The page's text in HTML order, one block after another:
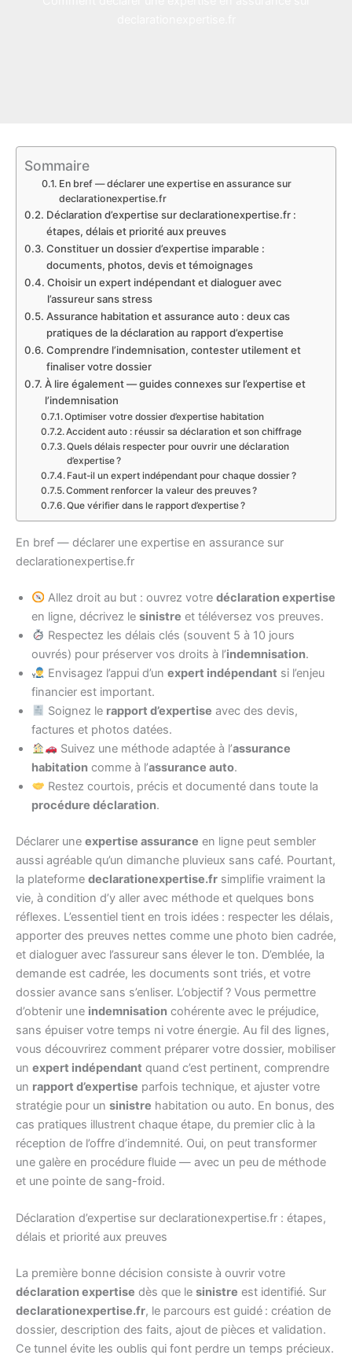
Sommaire
En bref — déclarer une expertise en assurance sur
declarationexpertise.fr
Déclaration d’expertise sur declarationexpertise.fr :
étapes, délais et priorité aux preuves
Constituer un dossier d’expertise imparable :
documents, photos, devis et témoignages
Choisir un expert indépendant et dialoguer avec
l’assureur sans stress
Assurance habitation et assurance auto : deux cas
pratiques de la déclaration au rapport d’expertise
Comprendre l’indemnisation, contester utilement et
finaliser votre dossier
À lire également — guides connexes sur l’expertise et
l’indemnisation
Optimiser votre dossier d’expertise habitation
Accident auto : réussir sa déclaration et son chiffrage
Quels délais respecter pour ouvrir une déclaration
d’expertise ?
Faut-il un expert indépendant pour chaque dossier ?
Comment renforcer la valeur des preuves ?
Que vérifier dans le rapport d’expertise ?
En bref — déclarer une expertise en assurance sur
declarationexpertise.fr
Allez droit au but : ouvrez votre déclaration expertise
en ligne, décrivez le sinistre et téléversez vos preuves.
Respectez les délais clés (souvent 5 à 10 jours
ouvrés) pour préserver vos droits à l’indemnisation.
Envisagez l’appui d’un expert indépendant si l’enjeu
financier est important.
Soignez le rapport d’expertise avec des devis,
factures et photos datées.
Suivez une méthode adaptée à l’assurance
habitation comme à l’assurance auto.
Restez courtois, précis et documenté dans toute la
procédure déclaration.
Déclarer une expertise assurance en ligne peut sembler
aussi agréable qu’un dimanche pluvieux sans café. Pourtant,
la plateforme declarationexpertise.fr simplifie vraiment la
vie, à condition d’y aller avec méthode et quelques bons
réflexes. L’essentiel tient en trois idées : respecter les délais,
apporter des preuves nettes comme une photo bien cadrée,
et dialoguer avec l’assureur sans élever le ton. D’emblée, la
demande est cadrée, les documents sont triés, et votre
dossier avance sans s’enliser. L’objectif ? Vous permettre
d’obtenir une indemnisation cohérente avec le préjudice,
sans épuiser votre temps ni votre énergie. Au fil des lignes,
vous découvrirez comment préparer votre dossier, mobiliser
un expert indépendant quand c’est pertinent, comprendre
un rapport d’expertise parfois technique, et ajuster votre
stratégie pour un sinistre habitation ou auto. En bonus, des
cas pratiques illustrent chaque étape, du premier clic à la
réception de l’offre d’indemnité. Oui, on peut transformer
une galère en procédure fluide — avec un peu de méthode
et une pointe de sang-froid.
Déclaration d’expertise sur declarationexpertise.fr : étapes,
délais et priorité aux preuves
La première bonne décision consiste à ouvrir votre
déclaration expertise dès que le sinistre est identifié. Sur
declarationexpertise.fr, le parcours est guidé : création de
dossier, description des faits, ajout de pièces et validation.
Ce tunnel évite les oublis qui font perdre un temps précieux.